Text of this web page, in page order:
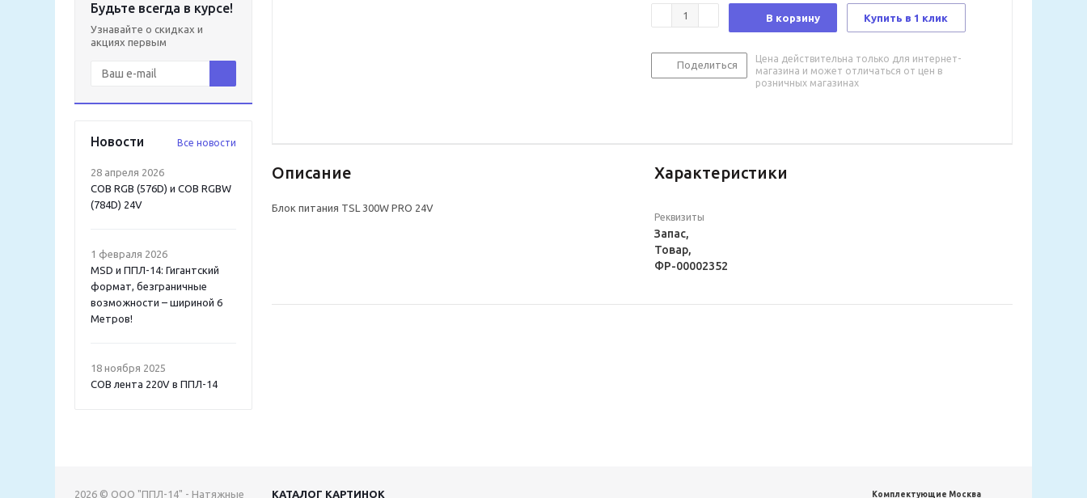
Будьте всегда в курсе!
Узнавайте о скидках и
акциях первым
Новости Все новости
28 апреля 2026
COB RGB (576D) и COB RGBW
(784D) 24V
1 февраля 2026
MSD и ППЛ-14: Гигантский
формат, безграничные
возможности – шириной 6
Метров!
18 ноября 2025
COB лента 220V в ППЛ-14
В корзину Купить в 1 клик
Поделиться
Цена действительна только для интернет-
магазина и может отличаться от цен в
розничных магазинах
Описание
Блок питания TSL 300W PRO 24V
Характеристики
Реквизиты
Запас,
Товар,
ФР-00002352
2026 © ООО "ППЛ-14" - Натяжные КАТАЛОГ КАРТИНОК Комплектующие Москва